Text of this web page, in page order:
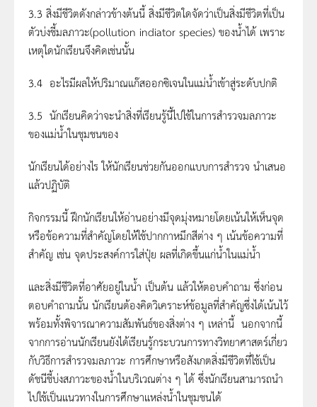
3.3 สิ่งมีชีวิตดังกล่าวข้างต้นนี้ สิ่งมีชีวิตใดจัดว่าเป็นสิ่งมีชีวิตที่เป็น
ตัวบ่งชี้มลภาวะ(pollution indiator species) ของน้ำได้ เพราะ
เหตุใดนักเรียนจึงคิดเช่นนั้น
3.4 อะไรมีผลให้ปริมาณแก๊สออกซิเจนในแม่น้ำเข้าสู่ระดับปกติ
3.5 นักเรียนคิดว่าจะนำสิ่งที่เรียนรู้นี้ไปใช้ในการสำรวจมลภาวะ
ของแม่น้ำในชุมชนของ
นักเรียนได้อย่างไร ให้นักเรียนช่วยกันออกแบบการสำรวจ นำเสนอ
แล้วปฏิบัติ
กิจกรรมนี้ ฝึกนักเรียนให้อ่านอย่างมีจุดมุ่งหมายโดยเน้นให้เห็นจุด
หรือข้อความที่สำคัญโดยให้ใช้ปากกาหมึกสีต่าง ๆ เน้นข้อความที่
สำคัญ เช่น จุดประสงค์การใส่ปุ๋ย ผลที่เกิดขึ้นแก่น้ำในแม่น้ำ
และสิ่งมีชีวิตที่อาศัยอยู่ในน้ำ เป็นต้น แล้วให้ตอบคำถาม ซึ่งก่อน
ตอบคำถามนั้น นักเรียนต้องคิดวิเคราะห์ข้อมูลที่สำคัญซึ่งได้เน้นไว้
พร้อมทั้งพิจารณาความสัมพันธ์ของสิ่งต่าง ๆ เหล่านี้ นอกจากนี้
จากการอ่านนักเรียนยังได้เรียนรู้กระบวนการทางวิทยาศาสตร์เกี่ยว
กับวิธีการสำรวจมลภาวะ การศึกษาหรือสังเกตสิ่งมีชีวิตที่ใช้เป็น
ดัชนีชี้บ่งสภาวะของน้ำในบริเวณต่าง ๆ ได้ ซึ่งนักเรียนสามารถนำ
ไปใช้เป็นแนวทางในการศึกษาแหล่งน้ำในชุมชนได้